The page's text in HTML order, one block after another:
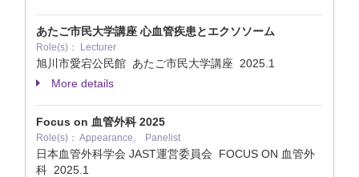
あたご市民大学講座 心血管疾患とエクソソーム
Role(s)： Lecturer
旭川市愛宕公民館 あたご市民大学講座 2025.1
More details
Focus on 血管外科 2025
Role(s)： Appearance, Panelist
日本血管外科学会 JAST運営委員会 FOCUS ON 血管外
科 2025.1